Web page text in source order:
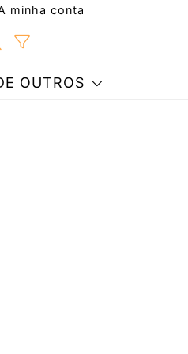
minha conta
OUTROS
receita
Compartilhe